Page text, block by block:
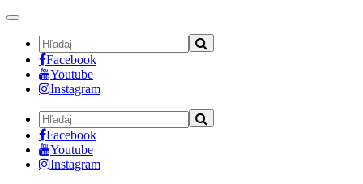
Toggle
navigation
Facebook
Youtube
Instagram
Facebook
Youtube
Instagram